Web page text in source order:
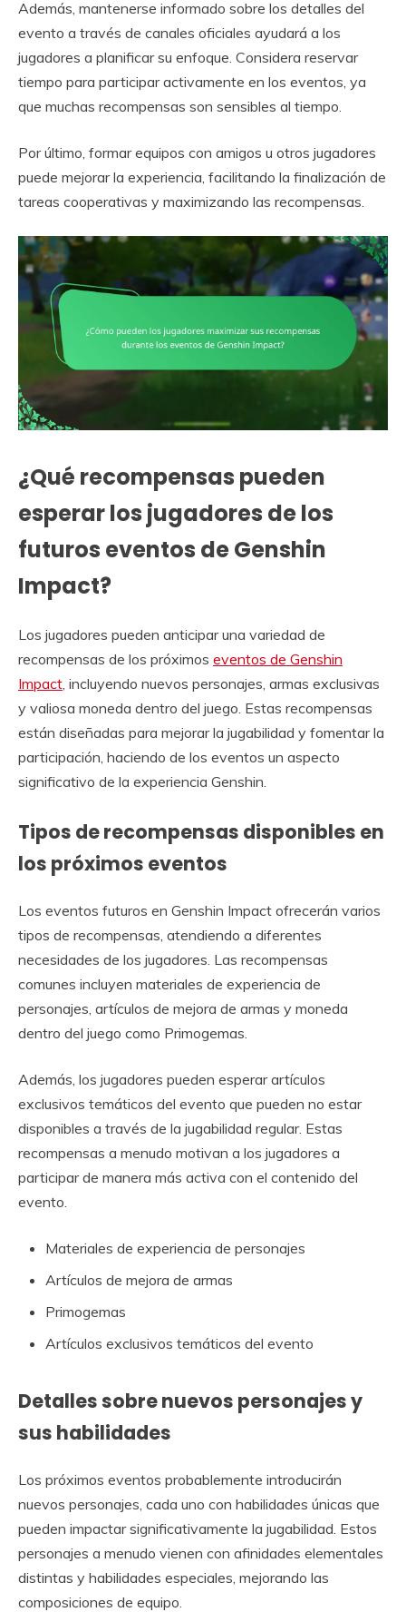
Además, mantenerse informado sobre los detalles del
evento a través de canales oficiales ayudará a los
jugadores a planificar su enfoque. Considera reservar
tiempo para participar activamente en los eventos, ya
que muchas recompensas son sensibles al tiempo.
Por último, formar equipos con amigos u otros jugadores
puede mejorar la experiencia, facilitando la finalización de
tareas cooperativas y maximizando las recompensas.
¿Qué recompensas pueden
esperar los jugadores de los
futuros eventos de Genshin
Impact?
Los jugadores pueden anticipar una variedad de
recompensas de los próximos eventos de Genshin
Impact , incluyendo nuevos personajes, armas exclusivas
y valiosa moneda dentro del juego. Estas recompensas
están diseñadas para mejorar la jugabilidad y fomentar la
participación, haciendo de los eventos un aspecto
significativo de la experiencia Genshin.
Tipos de recompensas disponibles en
los próximos eventos
Los eventos futuros en Genshin Impact ofrecerán varios
tipos de recompensas, atendiendo a diferentes
necesidades de los jugadores. Las recompensas
comunes incluyen materiales de experiencia de
personajes, artículos de mejora de armas y moneda
dentro del juego como Primogemas.
Además, los jugadores pueden esperar artículos
exclusivos temáticos del evento que pueden no estar
disponibles a través de la jugabilidad regular. Estas
recompensas a menudo motivan a los jugadores a
participar de manera más activa con el contenido del
evento.
Materiales de experiencia de personajes
Artículos de mejora de armas
Primogemas
Artículos exclusivos temáticos del evento
Detalles sobre nuevos personajes y
sus habilidades
Los próximos eventos probablemente introducirán
nuevos personajes, cada uno con habilidades únicas que
pueden impactar significativamente la jugabilidad. Estos
personajes a menudo vienen con afinidades elementales
distintas y habilidades especiales, mejorando las
composiciones de equipo.